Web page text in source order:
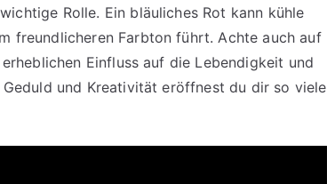
Rolle. Ein bläuliches Rot kann kühle
freundlicheren Farbton führt. Achte auch auf
Einfluss auf die Lebendigkeit und
und Kreativität eröffnest du dir so viele